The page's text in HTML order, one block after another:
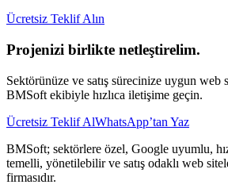
Ücretsiz Teklif Alın
Projenizi birlikte netleştirelim.
Sektörünüze ve satış sürecinize uygun web
BMSoft ekibiyle hızlıca iletişime geçin.
Ücretsiz Teklif AlWhatsApp’tan Yaz
BMSoft; sektörlere özel, Google uyumlu,
temelli, yönetilebilir ve satış odaklı web
firmasıdır.